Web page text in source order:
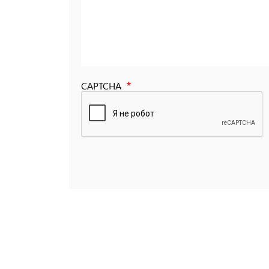
CAPTCHA